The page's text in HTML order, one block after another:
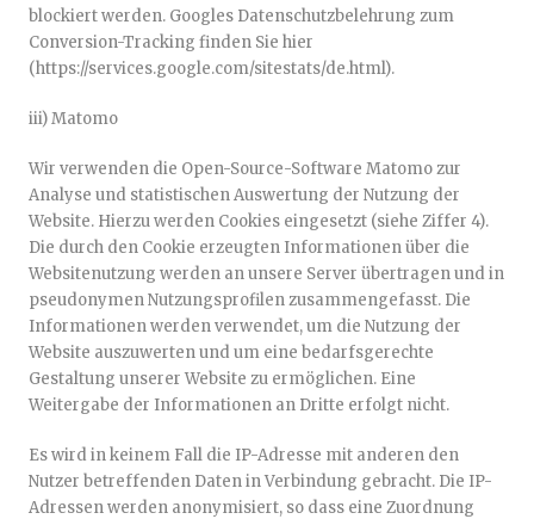
blockiert werden. Googles Datenschutzbelehrung zum
Conversion-Tracking finden Sie hier
(https://services.google.com/sitestats/de.html).
iii) Matomo
Wir verwenden die Open-Source-Software Matomo zur
Analyse und statistischen Auswertung der Nutzung der
Website. Hierzu werden Cookies eingesetzt (siehe Ziffer 4).
Die durch den Cookie erzeugten Informationen über die
Websitenutzung werden an unsere Server übertragen und in
pseudonymen Nutzungsprofilen zusammengefasst. Die
Informationen werden verwendet, um die Nutzung der
Website auszuwerten und um eine bedarfsgerechte
Gestaltung unserer Website zu ermöglichen. Eine
Weitergabe der Informationen an Dritte erfolgt nicht.
Es wird in keinem Fall die IP-Adresse mit anderen den
Nutzer betreffenden Daten in Verbindung gebracht. Die IP-
Adressen werden anonymisiert, so dass eine Zuordnung